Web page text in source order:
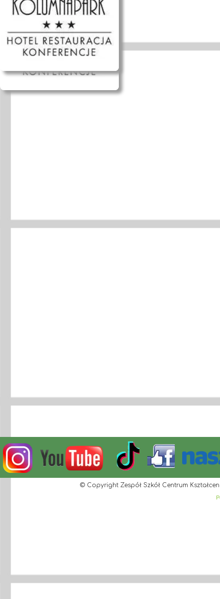
© Copyright Zespół Szkół Centrum